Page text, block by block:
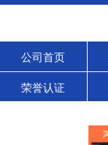
公司首页
荣誉认证